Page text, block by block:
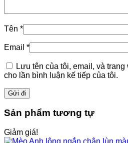
Tên *
Email *
Lưu tên của tôi, email, và
cho lần bình luận kế tiếp của tôi.
Sản phẩm tương tự
Giảm giá!